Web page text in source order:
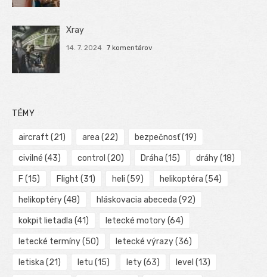
Xray
14. 7. 2024 7 komentárov
TÉMY
aircraft (21) area (22) bezpečnosť(19)
civilné (43) control (20) Dráha (15) dráhy(18)
F (15) Flight (31) heli (59) helikoptéra (54)
helikoptéry(48) hláskovacia abeceda (92)
kokpit lietadla (41) letecké motory(64)
letecké termíny(50) letecké výrazy(36)
letiska (21) letu (15) lety(63) level (13)